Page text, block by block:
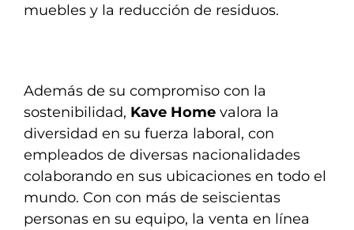
muebles y la reducción de residuos.
Además de su compromiso con la
sostenibilidad, Kave Home valora la
diversidad en su fuerza laboral, con
empleados de diversas nacionalidades
colaborando en sus ubicaciones en todo el
mundo. Con con más de seiscientas
personas en su equipo, la venta en línea